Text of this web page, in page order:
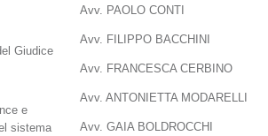
Avv. PAOLO CONTI
Avv. FILIPPO BACCHINI
Avv. FRANCESCA CERBINO
Avv. ANTONIETTA MODARELLI
Avv. GAIA BOLDROCCHI
Giudice
e
sistema